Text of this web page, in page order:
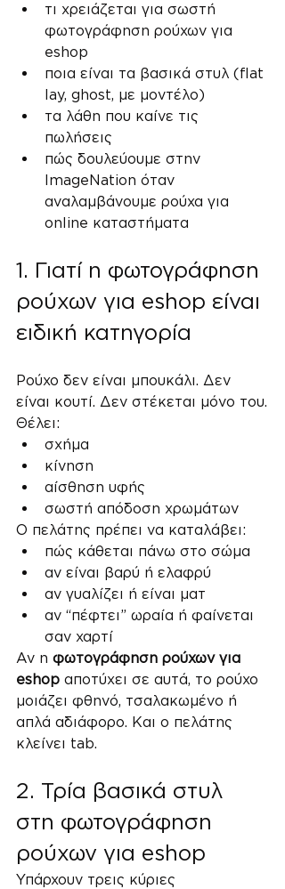
τι χρειάζεται για σωστή
φωτογράφηση ρούχων για
eshop
ποια είναι τα βασικά στυλ (flat
lay, ghost, με μοντέλο)
τα λάθη που καίνε τις
πωλήσεις
πώς δουλεύουμε στην
ImageNation όταν
αναλαμβάνουμε ρούχα για
online καταστήματα
1. Γιατί η φωτογράφηση
ρούχων για eshop είναι
ειδική κατηγορία
Ρούχο δεν είναι μπουκάλι. Δεν
είναι κουτί. Δεν στέκεται μόνο του.
Θέλει:
σχήμα
κίνηση
αίσθηση υφής
σωστή απόδοση χρωμάτων
Ο πελάτης πρέπει να καταλάβει:
πώς κάθεται πάνω στο σώμα
αν είναι βαρύ ή ελαφρύ
αν γυαλίζει ή είναι ματ
αν “πέφτει” ωραία ή φαίνεται
σαν χαρτί
Αν η φωτογράφηση ρούχων για
eshop αποτύχει σε αυτά, το ρούχο
μοιάζει φθηνό, τσαλακωμένο ή
απλά αδιάφορο. Και ο πελάτης
κλείνει tab.
2. Τρία βασικά στυλ
στη φωτογράφηση
ρούχων για eshop
Υπάρχουν τρεις κύριες